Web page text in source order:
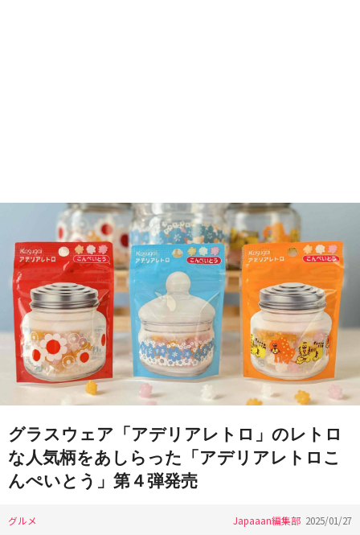
グラスウェア「アデリアレトロ」のレトロ
な人気柄をあしらった「アデリアレトロこ
んぺいとう」第４弾発売
グルメ Japaaan編集部 2025/01/27